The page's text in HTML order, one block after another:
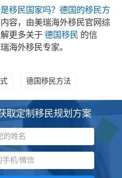
是移民国家吗？德国的移民方
容，由美瑞海外移民官网综
更多关于德国移民 的信
海外移民专家。
德国移民方法
取定制移民规划方案